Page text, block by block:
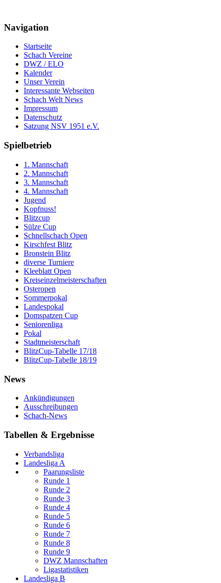
Navigation
Startseite
Schach Vereine
DWZ / ELO
Kalender
Unser Verein
Interessante Webseiten
Schach Welt News
Impressum
Datenschutz
Satzung NSV 1951 e.V.
Spielbetrieb
1. Mannschaft
2. Mannschaft
3. Mannschaft
4. Mannschaft
Jugend
Kopfnuss!
Blitzcup
Sülze Cup
Schnellschach Open
Kirschfest Blitz
Bronstein Blitz
diverse Turniere
Kleeblatt Open
Kreiseinzelmeisterschaften
Osteropen
Sommerpokal
Landespokal
Domspatzen Cup
Seniorenliga
Pokal
Stadtmeisterschaft
BlitzCup-Tabelle 17/18
BlitzCup-Tabelle 18/19
News
Ankündigungen
Ausschreibungen
Schach-News
Tabellen & Ergebnisse
Verbandsliga
Landesliga A
Paarungsliste
Runde 1
Runde 2
Runde 3
Runde 4
Runde 5
Runde 6
Runde 7
Runde 8
Runde 9
DWZ Mannschaften
Ligastatistiken
Landesliga B